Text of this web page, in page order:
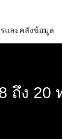
และคลังข้อมูล
ถึง 20